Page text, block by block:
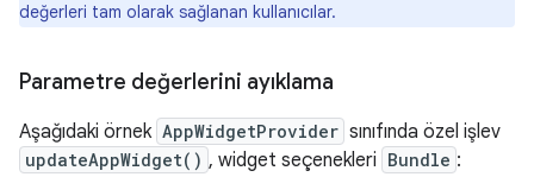
değerleri tam olarak sağlanan kullanıcılar.
Parametre değerlerini ayıklama
Aşağıdaki örnek AppWidgetProvider sınıfında özel işlev
updateAppWidget() , widget seçenekleri Bundle :